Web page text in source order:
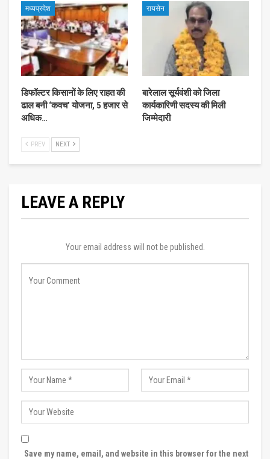
मध्यप्रदेश
डिफॉल्टर किसानों के लिए राहत की
ढाल बनी ‘कवच’ योजना, 5 हजार से
अधिक…
रायसेन
बारेलाल सूर्यवंशी को जिला
कार्यकारिणी सदस्य की मिली
जिम्मेदारी
PREV NEXT
LEAVE A REPLY
Your email address will not be published.
Save my name, email, and website in this browser for the next